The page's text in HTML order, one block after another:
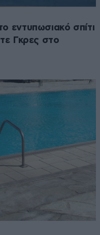
εντυπωσιακό σπίτι
Γκρες στο